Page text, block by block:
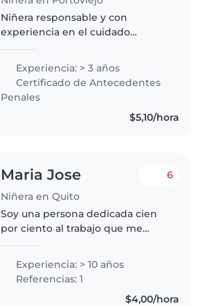
Niñera responsable y con
experiencia en el cuidado
entorno seguro, limpio y feliz
para tus hijos.
Experiencia: > 3 años
Certificado de Antecedentes
Penales
$5,10/hora
Maria Jose
Niñera en Quito
6
Soy una persona dedicada cien
por ciento al trabajo que me
ellos mi profesión de maestra
parvularia,cuido de la formación
del niño en cuanto a desarrollo..
Experiencia: > 10 años
Referencias: 1
$4,00/hora